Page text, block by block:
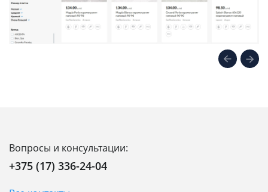
Вопросы и консультации:
+375 (17) 336-24-04